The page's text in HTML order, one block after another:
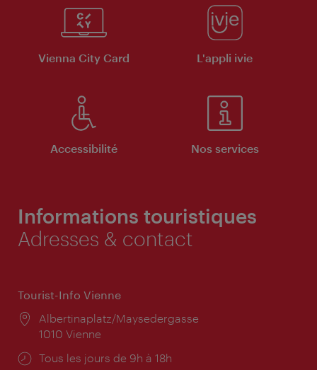
Vienna City Card L'appli ivie
Accessibilité Nos services
Informations touristiques
Adresses & contact
Tourist-Info Vienne
Lieu:
Albertinaplatz/Maysedergasse
1010 Vienne
Horaires
Tous les jours de 9h à 18h